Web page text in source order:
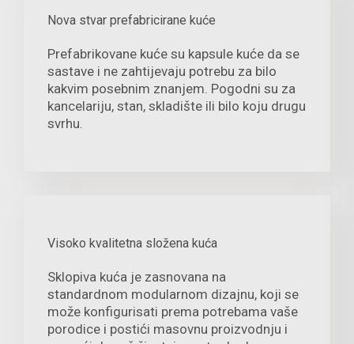
Nova stvar prefabricirane kuće
Prefabrikovane kuće su kapsule kuće da se
sastave i ne zahtijevaju potrebu za bilo
kakvim posebnim znanjem. Pogodni su za
kancelariju, stan, skladište ili bilo koju drugu
svrhu.
Visoko kvalitetna složena kuća
Sklopiva kuća je zasnovana na
standardnom modularnom dizajnu, koji se
može konfigurisati prema potrebama vaše
porodice i postići masovnu proizvodnju i